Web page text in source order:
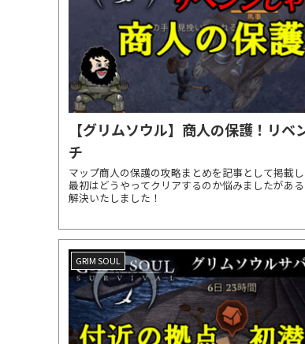
【グリムソウル】商人の保護！リベ
チ
マップ商人の保護の攻略まとめを記事として掲載し
最初はどうやってクリアするのか悩みましたがあ
解決いたしました！
GRIM SOUL